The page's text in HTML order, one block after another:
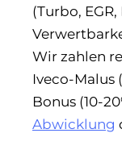
(Turbo,
Wir zahlen
Iveco-Malus
Bonus (10-
Abwicklung